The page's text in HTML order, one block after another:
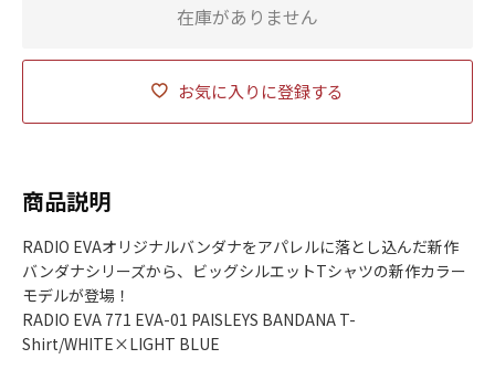
お気に入りに登録する
在庫がありません
商品説明
RADIO EVAオリジナルバンダナをアパレルに落とし込んだ新作
バンダナシリーズから、ビッグシルエットTシャツの新作カラー
モデルが登場！
RADIO EVA 771 EVA-01 PAISLEYS BANDANA T-
Shirt/WHITE×LIGHT BLUE